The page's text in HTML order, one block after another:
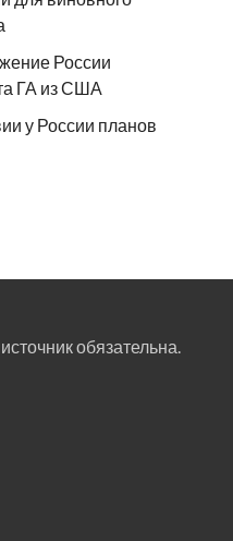
России
ГА из США
у России планов
обязательна.